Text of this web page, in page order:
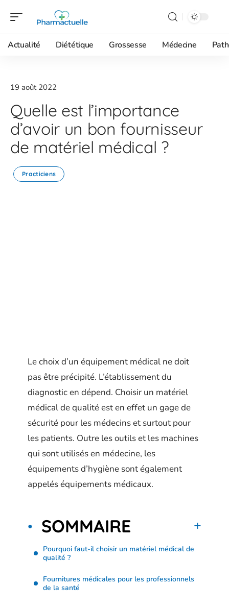
Actualité Diététique Grossesse Médecine
19 août 2022
Quelle est l’importance
d’avoir un bon fournisseur
de matériel médical ?
Practiciens
Le choix d’un équipement médical ne doit
pas être précipité. L’établissement du
diagnostic en dépend. Choisir un matériel
médical de qualité est en effet un gage de
sécurité pour les médecins et surtout pour
les patients. Outre les outils et les machines
qui sont utilisés en médecine, les
équipements d’hygiène sont également
appelés équipements médicaux.
SOMMAIRE
Pourquoi faut-il choisir un matériel médical de
qualité ?
Fournitures médicales pour les professionnels
de la santé